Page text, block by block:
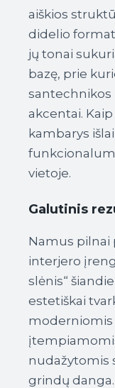
aiškios
didelio
jų tonai
bazę, prie
santechnikos
akcentai.
kambarys
vietoje.
Galutinis
Namus pilnai
interjero
slėnis“
estetiškai
moderniomis
nudažytomis
grindų danga.